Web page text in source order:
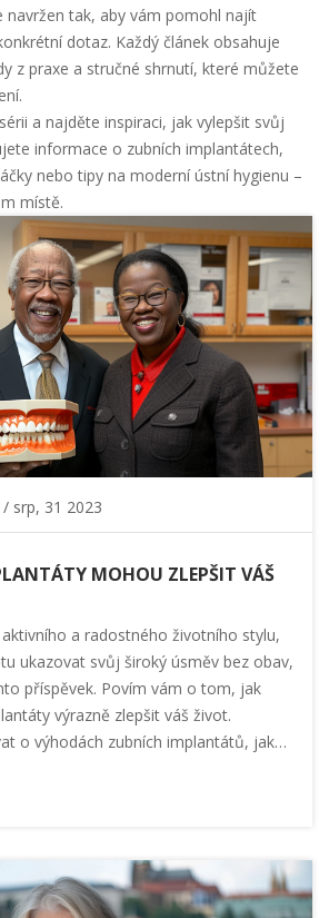
navržen tak, aby vám pomohl najít
dotaz. Každý článek obsahuje
z praxe a stručné shrnutí, které můžete
a najděte inspiraci, jak vylepšit svůj
informace o zubních implantátech,
nebo tipy na moderní ústní hygienu –
místě.
/ srp, 31 2023
MOHOU ZLEPŠIT VÁŠ
a radostného životního stylu,
ukazovat svůj široký úsměv bez obav,
příspěvek. Povím vám o tom, jak
výrazně zlepšit váš život.
o výhodách zubních implantátů, jak
celkovému zdraví úst a jak mohou
životní styl. Připojte se ke mně na